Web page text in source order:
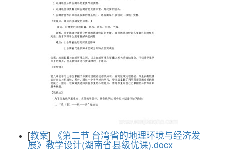
[教案] 《第二节 台湾省的地理环境与经济发
展》教学设计(湖南省县级优课).docx